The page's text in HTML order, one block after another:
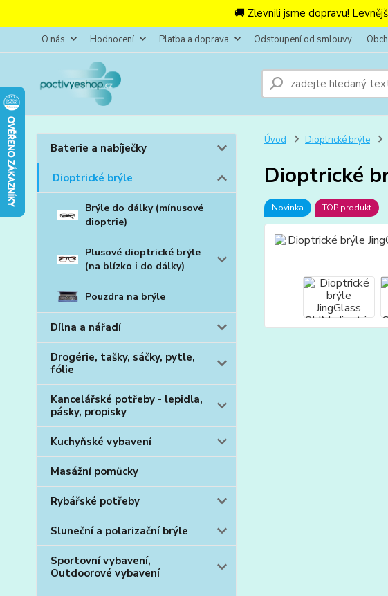
🚚 Zlevnili jsme dopravu!
O nás Hodnocení Platba a doprava Odstoupení od smlouvy
Baterie a nabíječky
Dioptrické brýle
Brýle do dálky (mínusové
dioptrie)
Plusové dioptrické brýle
(na blízko i do dálky)
Pouzdra na brýle
Dílna a nářadí
Drogérie, tašky, sáčky, pytle,
fólie
Kancelářské potřeby - lepidla,
pásky, propisky
Kuchyňské vybavení
Masážní pomůcky
Rybářské potřeby
Sluneční a polarizační brýle
Sportovní vybavení,
Outdoorové vybavení
Úvod Dioptrické brýle
Dioptrické
Novinka TOP produkt